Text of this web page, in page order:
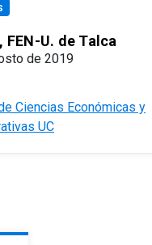
FEN-U. de Talca
de 2019
Ciencias Económicas y
UC